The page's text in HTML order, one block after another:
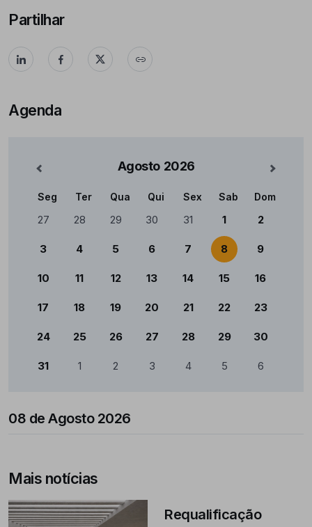
Partilhar
Agenda
Agosto 2026 Mês
Calendário
Seg Ter Qua Qui Sex Sab Dom
27 28 29 30 31 1 2
3 4 5 6 7 8 9
10 11 12 13 14 15 16
17 18 19 20 21 22 23
24 25 26 27 28 29 30
31 1 2 3 4 5 6
08 de Agosto 2026
Mais notícias
Requalificação